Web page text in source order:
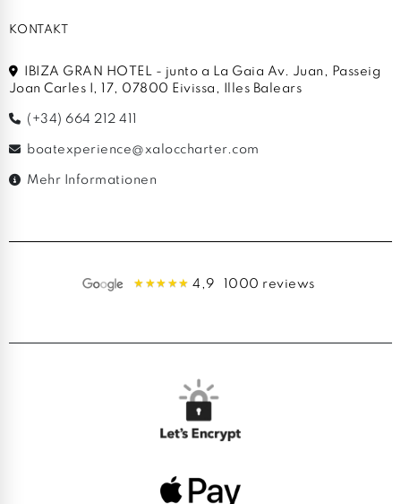
KONTAKT
IBIZA GRAN HOTEL - junto a La Gaia Av. Juan, Passeig
Joan Carles I, 17, 07800 Eivissa, Illes Balears
(+34) 664 212 411
boatexperience@xaloccharter.com
Mehr Informationen
4,9 1000 reviews